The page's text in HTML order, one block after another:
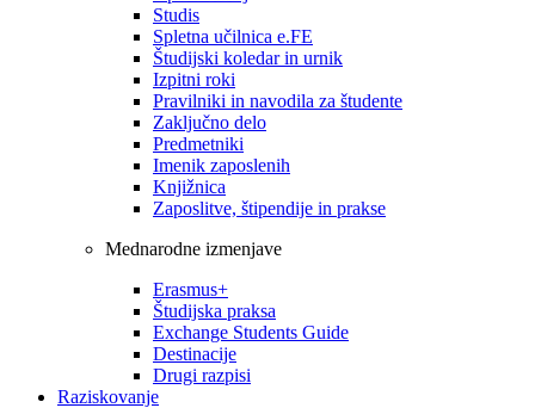
Studis
Spletna učilnica e.FE
Študijski koledar in urnik
Izpitni roki
Pravilniki in navodila za študente
Zaključno delo
Predmetniki
Imenik zaposlenih
Knjižnica
Zaposlitve, štipendije in prakse
Mednarodne izmenjave
Erasmus+
Študijska praksa
Exchange Students Guide
Destinacije
Drugi razpisi
Raziskovanje